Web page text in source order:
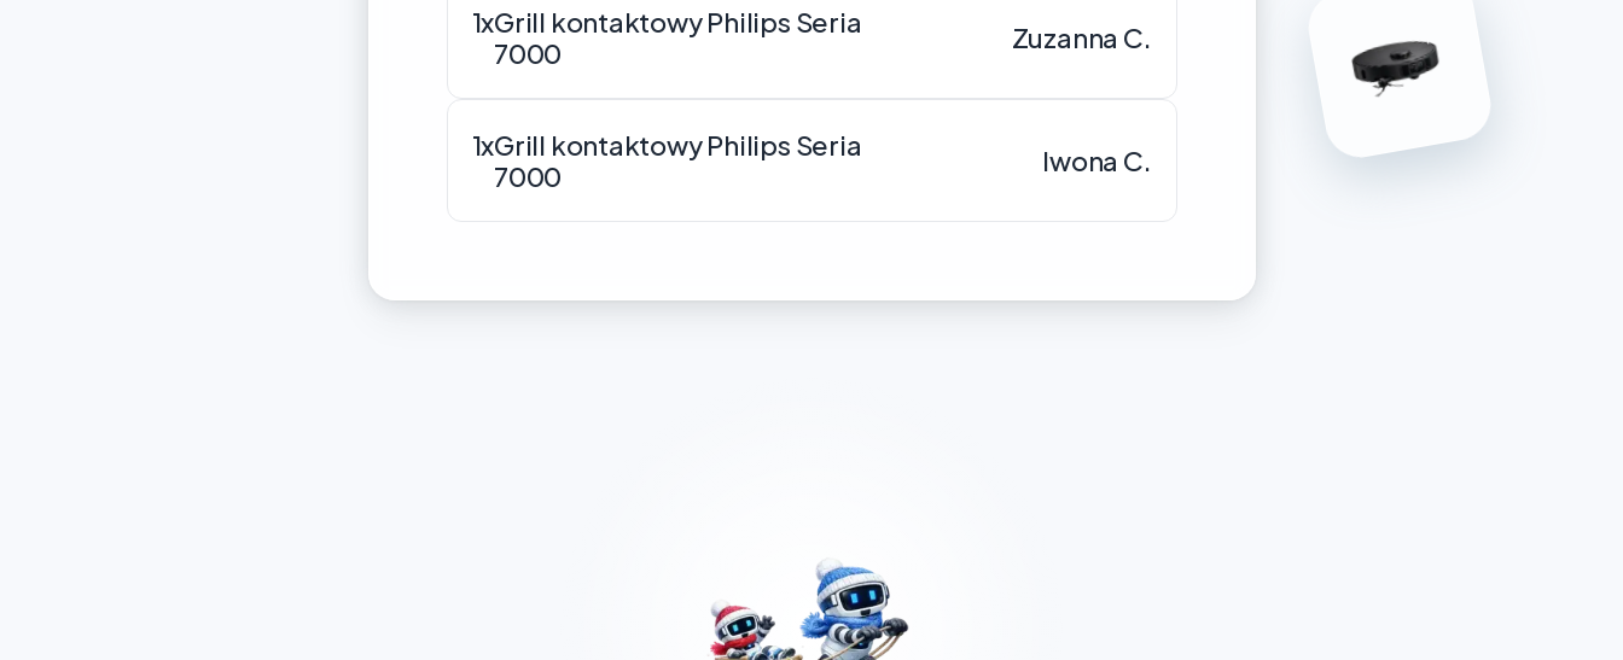
1xGrill kontaktowy Philips Seria
7000
Zuzanna C.
1xGrill kontaktowy Philips Seria
7000
Iwona C.